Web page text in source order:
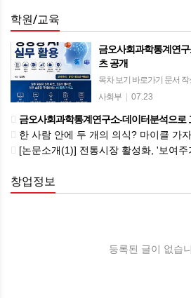
학원/교육
금오사회과학통계연
츠 공개
목차 보기 바로가기 문서
석까지 업무 자동화 총망라
연구소(책임 연구자 김도
사회부 07.23
금오사회과학통계연구소-데이터분석으로 고소득
한 사람 안에 두 개의 의식? 마이클 가자니
[논문소개(1)] 전통시장 활성화, '보여주기식' 축제
창업정보
등록된 글이 없습